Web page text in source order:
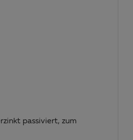
passiviert, zum